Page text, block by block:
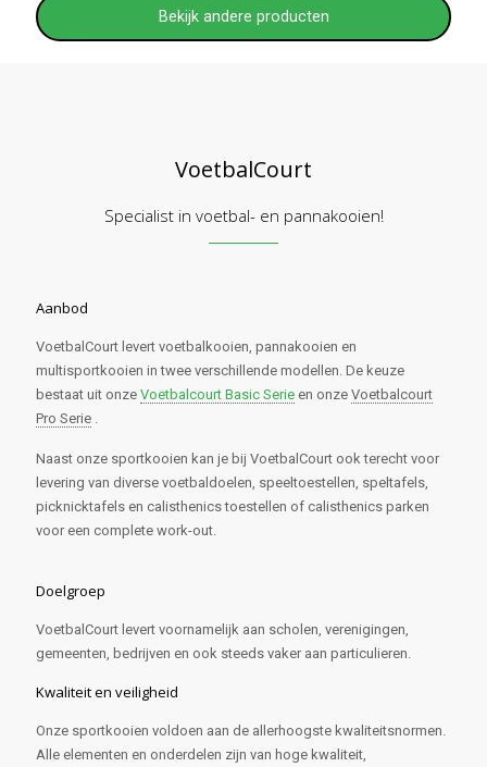
Bekijk andere producten
VoetbalCourt
Specialist in voetbal- en pannakooien!
Aanbod
VoetbalCourt levert voetbalkooien, pannakooien en
multisportkooien in twee verschillende modellen. De keuze
bestaat uit onze Voetbalcourt Basic Serie en onze Voetbalcourt
Pro Serie .
Naast onze sportkooien kan je bij VoetbalCourt ook terecht voor
levering van diverse voetbaldoelen, speeltoestellen, speltafels,
picknicktafels en calisthenics toestellen of calisthenics parken
voor een complete work-out.
Doelgroep
VoetbalCourt levert voornamelijk aan scholen, verenigingen,
gemeenten, bedrijven en ook steeds vaker aan particulieren.
Kwaliteit en veiligheid
Onze sportkooien voldoen aan de allerhoogste kwaliteitsnormen.
Alle elementen en onderdelen zijn van hoge kwaliteit,